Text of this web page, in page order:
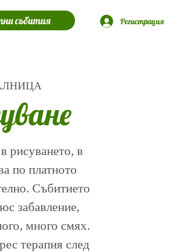
събития Регистрация
рисуването, в
по платното
Събитието
забавление,
много смях.
терапия след